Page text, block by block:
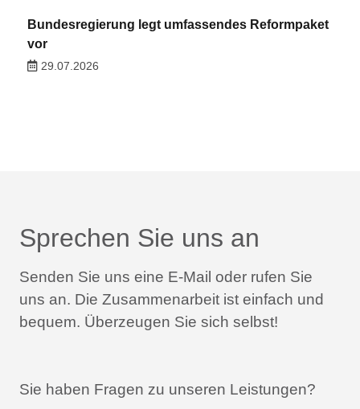
Bundesregierung legt umfassendes Reformpaket
vor
29.07.2026
Sprechen Sie uns an
Senden Sie uns eine E-Mail oder rufen Sie
uns an. Die Zusammenarbeit ist einfach und
bequem. Überzeugen Sie sich selbst!
Sie haben Fragen zu unseren Leistungen?